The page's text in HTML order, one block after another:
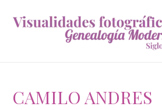
CAMILO ANDRES